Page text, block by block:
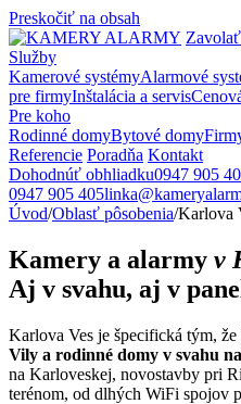
Preskočiť na obsah
Zavolať
Služby
Kamerové systémyAlarmové
pre firmyInštalácia a servis
Pre koho
Rodinné domyBytové domy
Referencie Poradňa Kontakt
Dohodnúť obhliadku0947 905
0947 905 405
Úvod/Oblasť pôsobenia/Karlova
Kamery a alarmy v
Aj v svahu, aj v
Karlova Ves je špecifická tým,
Vily a rodinné domy v svahu
na Karloveskej, novostavby pri
terénom, od dlhých WiFi spojov